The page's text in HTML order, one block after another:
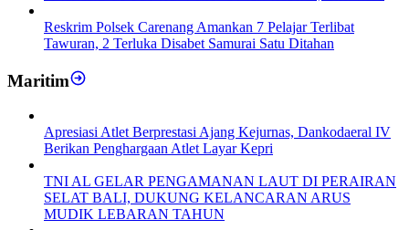
Reskrim Polsek Carenang Amankan 7 Pelajar Terlibat
Tawuran, 2 Terluka Disabet Samurai Satu Ditahan
Maritim
Apresiasi Atlet Berprestasi Ajang Kejurnas, Dankodaeral IV
Berikan Penghargaan Atlet Layar Kepri
TNI AL GELAR PENGAMANAN LAUT DI PERAIRAN
SELAT BALI, DUKUNG KELANCARAN ARUS
MUDIK LEBARAN TAHUN